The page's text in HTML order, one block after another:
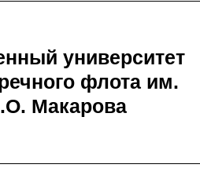
университет
флота им.
Макарова